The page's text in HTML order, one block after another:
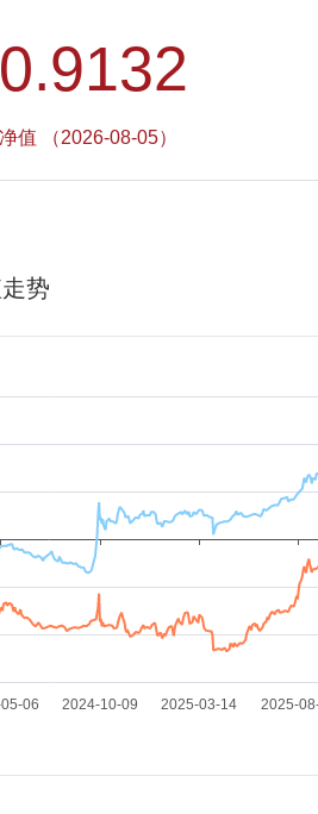
0.9132
净值 （2026-08-05）
势